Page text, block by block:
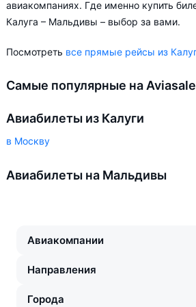
авиакомпаниях. Где именно купить
Калуга – Мальдивы – выбор за вами.
Посмотреть все прямые рейсы из
Самые популярные на
Авиабилеты из Калуги
в Москву
Авиабилеты на Мальдивы
Авиакомпании
Направления
Города